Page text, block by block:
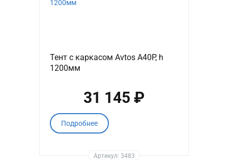
Тент с каркасом Avtos A40P, h
1200мм
31 145 ₽
Подробнее
Артикул: 3483